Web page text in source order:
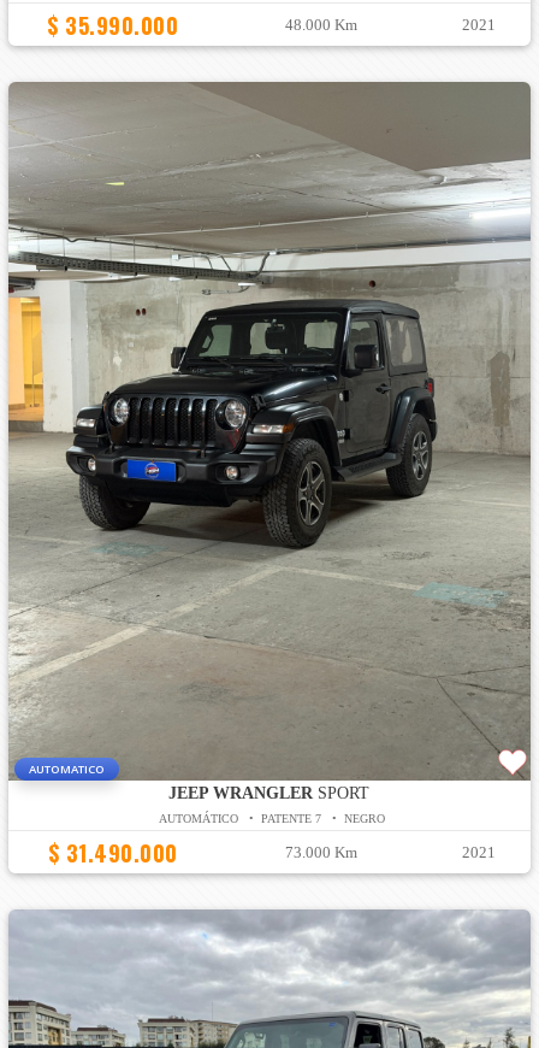
$ 35.990.000 48.000 Km 2021
AUTOMATICO
JEEP WRANGLER SPORT
AUTOMÁTICO • PATENTE 7 • NEGRO
$ 31.490.000 73.000 Km 2021